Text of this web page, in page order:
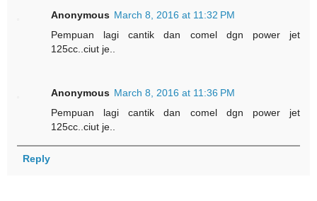
Anonymous March 8, 2016 at 11:32 PM
Pempuan lagi cantik dan comel dgn power jet
125cc..ciut je..
Anonymous March 8, 2016 at 11:36 PM
Pempuan lagi cantik dan comel dgn power jet
125cc..ciut je..
Reply